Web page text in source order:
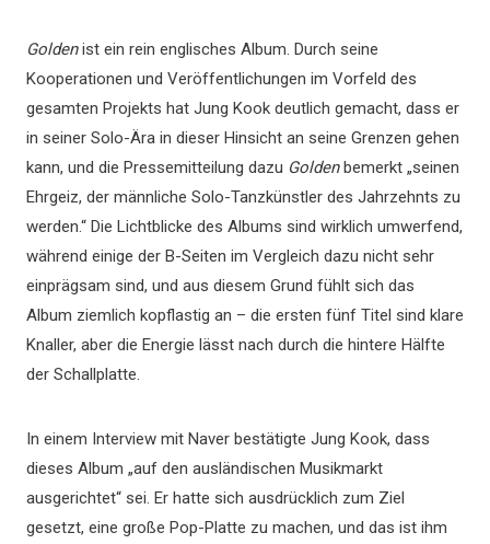
Goldenist ein rein englisches Album. Durch seine
Kooperationen und Veröffentlichungen im Vorfeld des
gesamten Projekts hat Jung Kook deutlich gemacht, dass er
in seiner Solo-Ära in dieser Hinsicht an seine Grenzen gehen
kann, und die Pressemitteilung dazu Goldenbemerkt „seinen
Ehrgeiz, der männliche Solo-Tanzkünstler des Jahrzehnts zu
werden.“ Die Lichtblicke des Albums sind wirklich umwerfend,
während einige der B-Seiten im Vergleich dazu nicht sehr
einprägsam sind, und aus diesem Grund fühlt sich das
Album ziemlich kopflastig an – die ersten fünf Titel sind klare
Knaller, aber die Energie lässt nach durch die hintere Hälfte
der Schallplatte.
In einem Interview mit Naver bestätigte Jung Kook, dass
dieses Album „auf den ausländischen Musikmarkt
ausgerichtet“ sei. Er hatte sich ausdrücklich zum Ziel
gesetzt, eine große Pop-Platte zu machen, und das ist ihm